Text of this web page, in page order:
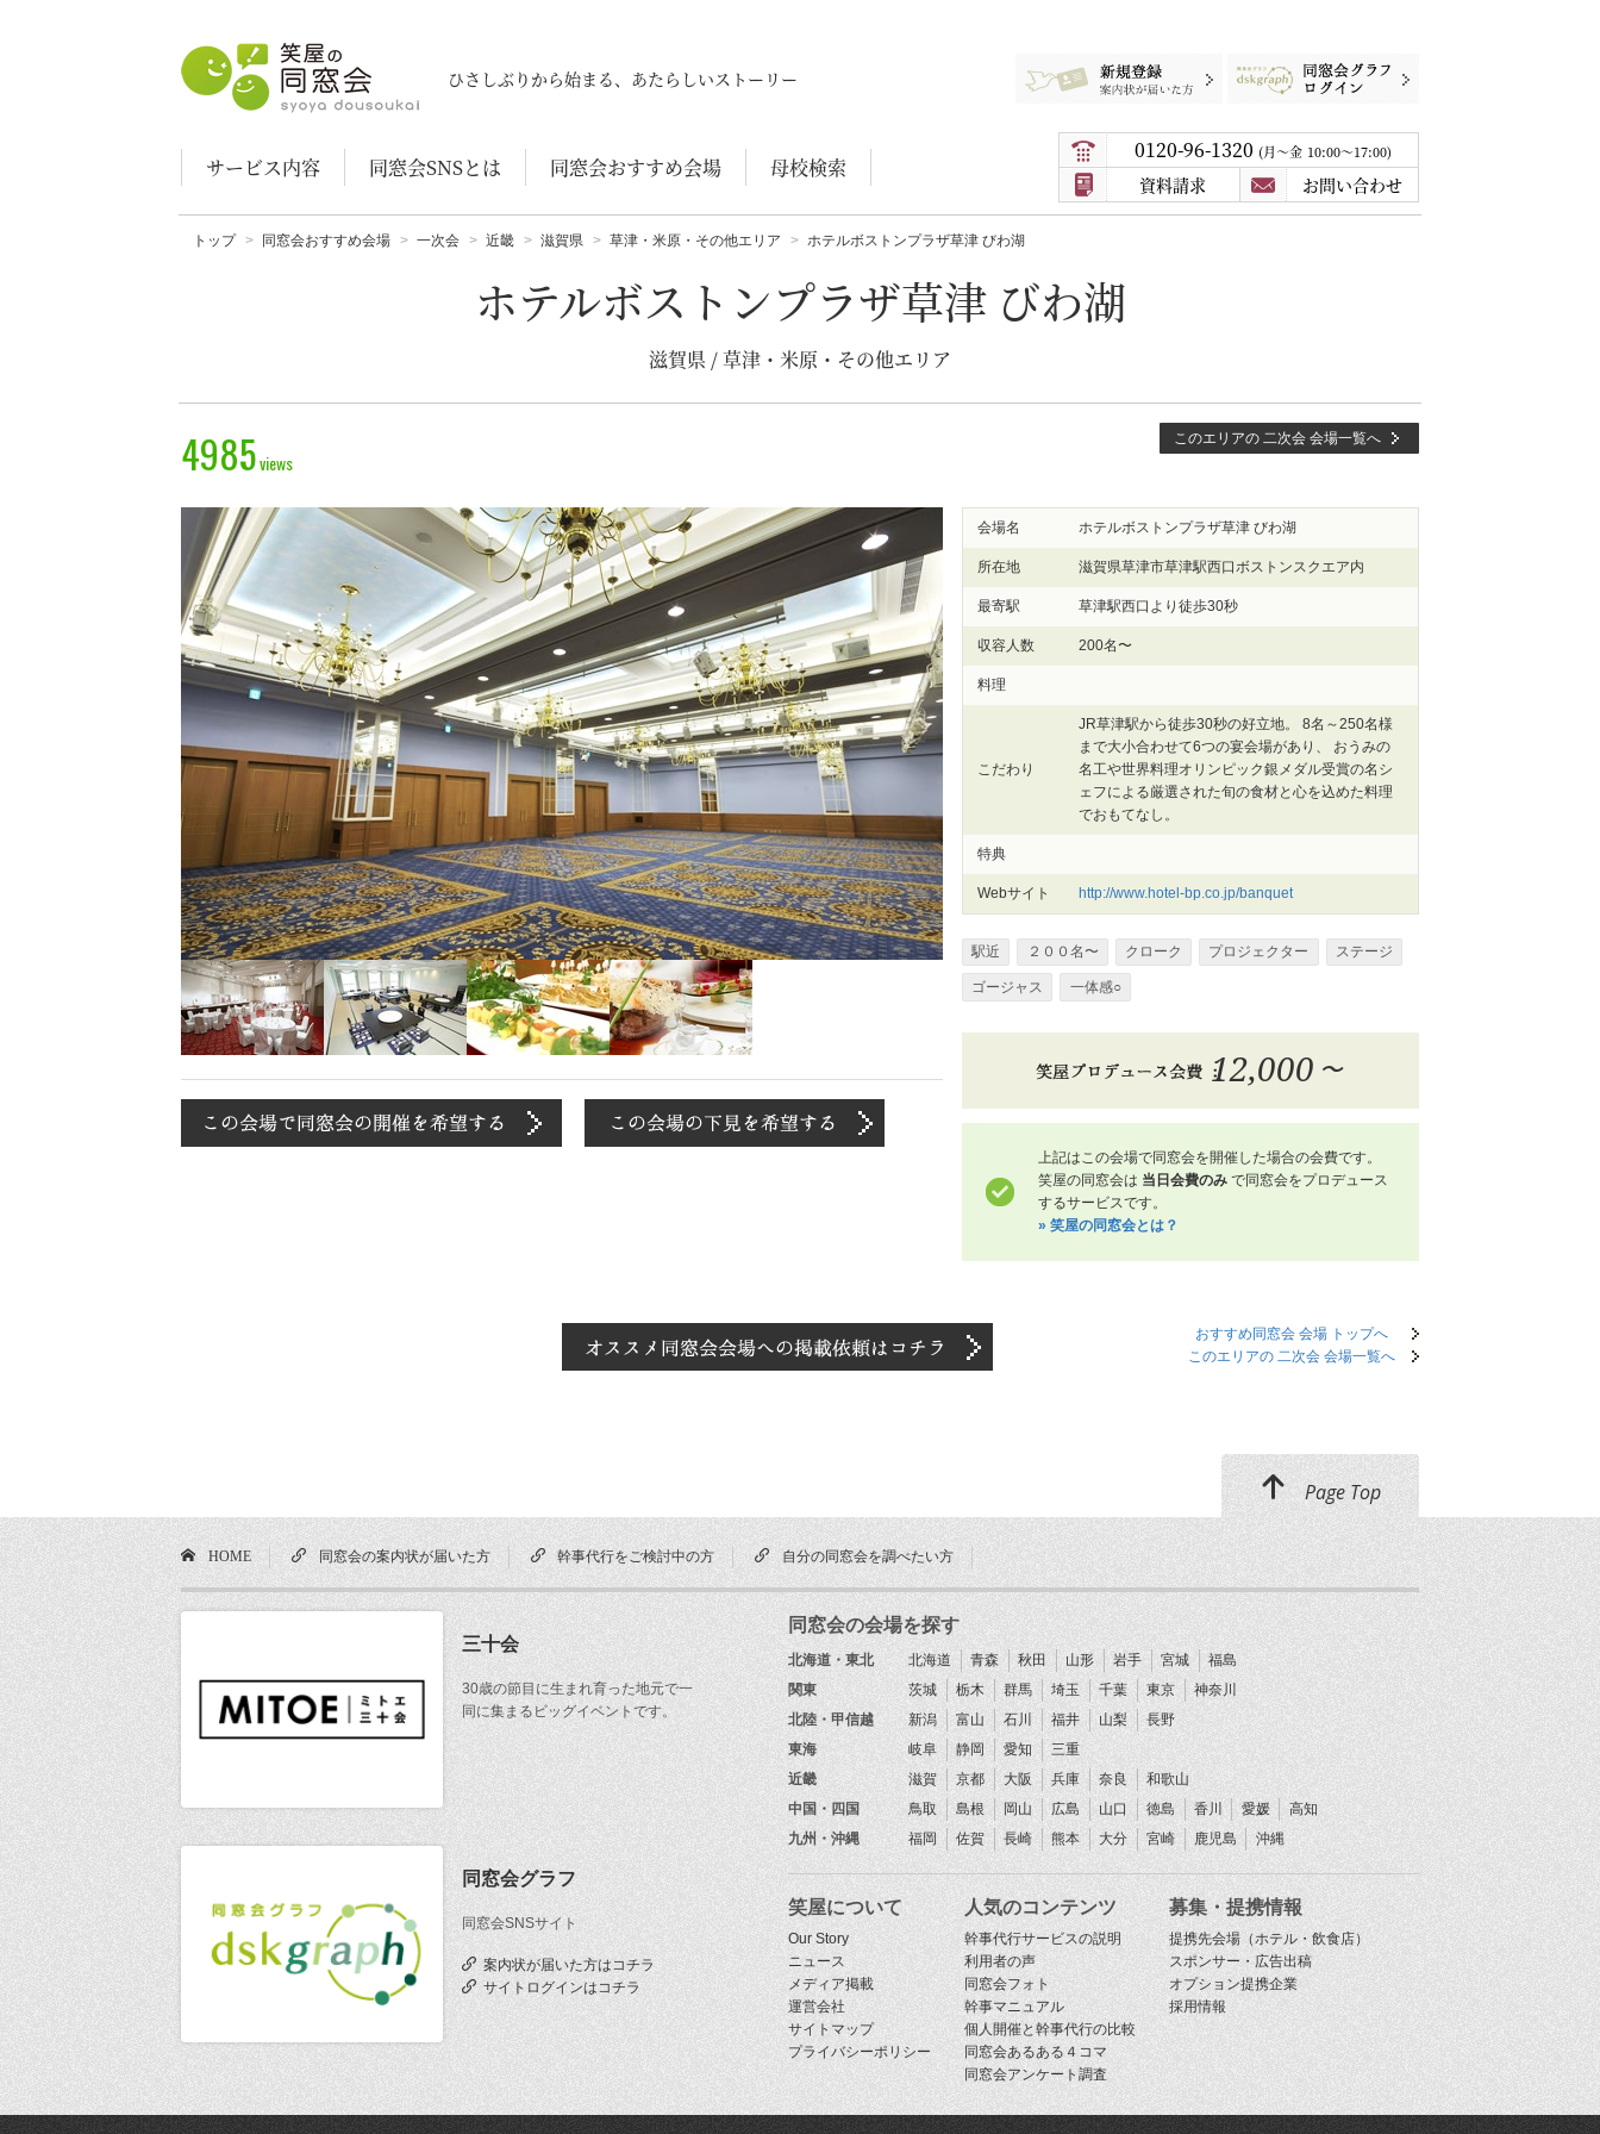
笑屋の同窓会
ひさしぶりから始まる、あたらしいストーリー
案内状が届いた方 同窓会グラフログイン
サービス内容 同窓会SNSとは 同窓会おすすめ会場 母校検索
0120-96-1320 月〜金 10:00～17:00
資料請求 お問い合わせ
トップ 同窓会おすすめ会場 一次会 近畿 滋賀県 草津・米原・その他エリア ホテルボストンプラザ草津 びわ湖
ホテルボストンプラザ草津 びわ湖
滋賀県 / 草津・米原・その他エリア
4985views
このエリアの 二次会 会場一覧へ
会場名 ホテルボストンプラザ草津 びわ湖
所在地 滋賀県草津市草津駅西口ボストンスクエア内
最寄駅 草津駅西口より徒歩30秒
収容人数 200名〜
料理
こだわり
JR草津駅から徒歩30秒の好立地。 8名～250名様
まで大小合わせて6つの宴会場があり、 おうみの
名工や世界料理オリンピック銀メダル受賞の名シ
ェフによる厳選された旬の食材と心を込めた料理
でおもてなし。
特典
Webサイト http://www.hotel-bp.co.jp/banquet
駅近 ２００名〜 クローク プロジェクター ステージ
ゴージャス 一体感○
12,000 〜
上記はこの会場で同窓会を開催した場合の会費です。
笑屋の同窓会は 当日会費のみ で同窓会をプロデュース
するサービスです。
» 笑屋の同窓会とは？
おすすめ同窓会 会場 トップへ
このエリアの 二次会 会場一覧へ
Page Top
HOME 同窓会の案内状が届いた方 幹事代行をご検討中の方 自分の同窓会を調べたい方
三十会
30歳の節目に生まれ育った地元で一
同に集まるビッグイベントです。
同窓会グラフ
同窓会SNSサイト
案内状が届いた方はコチラ
サイトログインはコチラ
同窓会の会場を探す
北海道・東北 北海道 青森 秋田 山形 岩手 宮城
福島
関東
茨城 栃木 群馬 埼玉 千葉 東京
神奈川
北陸・甲信越
新潟 富山 石川 福井 山梨
長野
東海
岐阜 静岡 愛知
三重
近畿
滋賀 京都 大阪 兵庫 奈良
和歌山
中国・四国
鳥取 島根 岡山 広島 山口 徳島 香川 愛媛
高知
九州・沖縄
福岡 佐賀 長崎 熊本 大分 宮崎 鹿児島 沖縄
笑屋について
Our Story
ニュース
メディア掲載
運営会社
サイトマップ
プライバシーポリシー
人気のコンテンツ
幹事代行サービスの説明
利用者の声
同窓会フォト
幹事マニュアル
個人開催と幹事代行の比較
同窓会あるある４コマ
同窓会アンケート調査
募集・提携情報
提携先会場（ホテル・飲食店）
スポンサー・広告出稿
オプション提携企業
採用情報